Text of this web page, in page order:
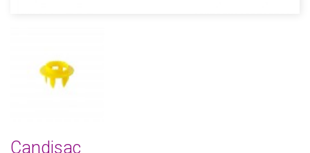
Candisac